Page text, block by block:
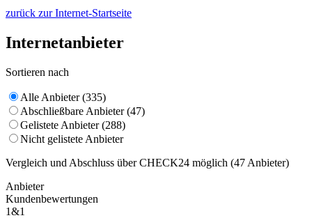
zurück zur Internet-Startseite
Internetanbieter
Sortieren nach
Alle Anbieter (335)
Abschließbare Anbieter (47)
Gelistete Anbieter (288)
Nicht gelistete Anbieter
Vergleich und Abschluss über CHECK24 möglich (47 Anbieter)
Anbieter
Kundenbewertungen
1&1